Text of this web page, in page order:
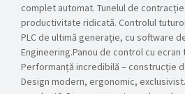
complet automat. Tunelul de
productivitate ridicată. Controlul
PLC de ultimă generație, cu software
Engineering.Panou de control cu ecran
Performanță incredibilă – construcție
Design modern, ergonomic,